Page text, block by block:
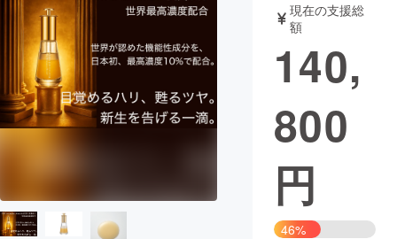
書籍・雑誌
ビジネス・起業 チャレンジ
CAMPFIRE for Social Good
CAMPFIRE Creation
現在の支援総
額
140,
800
円
46%